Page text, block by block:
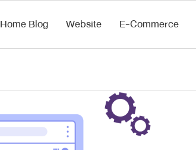
Home Blog Website E-Commerce